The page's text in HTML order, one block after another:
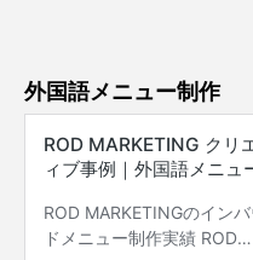
外国語メニュー制作